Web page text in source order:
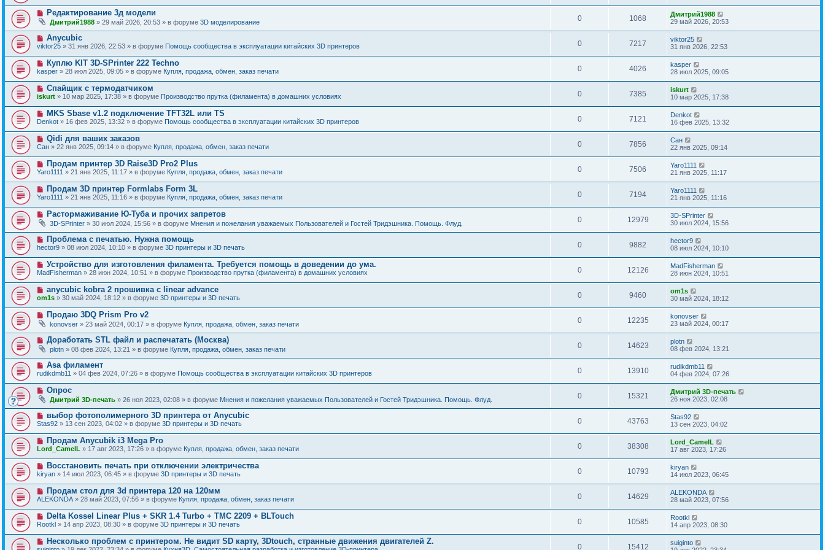
о
б
щ
е
н
и
е
о
е
с
о
о
б
е
н
и
е
Н
в
о
е
с
о
б
щ
е
н
и
е
Редактирование 3д модели
Дмитрий1988 » 29 май 2026, 20:53 » в форуме 3D моделирование 0 1068
Дмитрий1988
29 май 2026, 20:53
Н
о
в
о
е
с
о
о
б
е
н
и
е
Anycubic
viktor25 » 31 янв 2026, 22:53 » в форуме Помощь сообщества в эксплуатации китайских 3D принтеров 0 7217
viktor25
31 янв 2026, 22:53
Н
о
в
о
е
с
о
б
е
н
и
е
Куплю KIT 3D-SPrinter 222 Techno
kasper » 28 июл 2025, 09:05 » в форуме Купля, продажа, обмен, заказ печати 0 4026
kasper
28 июл 2025, 09:05
Н
о
в
о
е
с
о
о
б
е
н
и
е
Спайщик с термодатчиком
iskurt » 10 мар 2025, 17:38 » в форуме Производство прутка (филамента) в домашних условиях 0 7385
iskurt
10 мар 2025, 17:38
Н
о
в
о
е
с
о
б
е
н
и
е
MKS Sbase v1.2 подключение TFT32L или TS
Denkot » 16 фев 2025, 13:32 » в форуме Помощь сообщества в эксплуатации китайских 3D принтеров 0 7121
Denkot
16 фев 2025, 13:32
Н
о
в
о
е
с
о
б
е
н
и
е
Qidi для ваших заказов
Сан » 22 янв 2025, 09:14 » в форуме Купля, продажа, обмен, заказ печати 0 7856
Сан
22 янв 2025, 09:14
Н
о
в
о
е
с
о
б
щ
е
н
и
е
Продам принтер 3D Raise3D Pro2 Plus
Yaro1111 » 21 янв 2025, 11:17 » в форуме Купля, продажа, обмен, заказ печати 0 7506
Yaro1111
21 янв 2025, 11:17
Н
о
в
о
е
с
о
б
е
н
и
е
Продам 3D принтер Formlabs Form 3L
Yaro1111 » 21 янв 2025, 11:16 » в форуме Купля, продажа, обмен, заказ печати 0 7194
Yaro1111
21 янв 2025, 11:16
Н
в
о
е
с
о
о
б
е
н
и
е
Растормаживание Ю-Туба и прочих запретов
3D-SPrinter » 30 июл 2024, 15:56 » в форуме Мнения и пожелания уважаемых Пользователей и Гостей Тридэшника. Помощь. Флуд. 0 12979
3D-SPrinter
30 июл 2024, 15:56
Н
о
в
о
е
с
о
о
б
е
н
и
е
Проблема с печатью. Нужна помощь
hector9 » 08 июл 2024, 10:10 » в форуме 3D принтеры и 3D печать 0 9882
hector9
08 июл 2024, 10:10
Н
о
в
о
е
с
о
б
щ
е
н
и
е
Устройство для изготовления филамента. Требуется помощь в доведении до ума.
MadFisherman » 28 июн 2024, 10:51 » в форуме Производство прутка (филамента) в домашних условиях 0 12126
MadFisherman
28 июн 2024, 10:51
Н
о
в
о
е
с
о
о
б
щ
н
и
е
anycubic kobra 2 прошивка с linear advance
om1s » 30 май 2024, 18:12 » в форуме 3D принтеры и 3D печать 0 9460
om1s
30 май 2024, 18:12
Н
в
о
е
с
о
о
б
е
н
и
е
Продаю 3DQ Prism Pro v2
konovser » 23 май 2024, 00:17 » в форуме Купля, продажа, обмен, заказ печати 0 12235
konovser
23 май 2024, 00:17
Н
о
в
о
е
с
о
о
б
щ
н
и
е
Доработать STL файл и распечатать (Москва)
plotn » 08 фев 2024, 13:21 » в форуме Купля, продажа, обмен, заказ печати 0 14623
plotn
08 фев 2024, 13:21
Н
о
в
о
е
с
о
о
б
е
н
и
е
Asa филамент
rudikdmb11 » 04 фев 2024, 07:26 » в форуме Помощь сообщества в эксплуатации китайских 3D принтеров 0 13910
rudikdmb11
04 фев 2024, 07:26
Н
в
о
е
с
о
б
е
н
и
е
Опрос
Дмитрий 3D-печать » 26 ноя 2023, 02:08 » в форуме Мнения и пожелания уважаемых Пользователей и Гостей Тридэшника. Помощь. Флуд. 0 15321
Дмитрий 3D-печать
26 ноя 2023, 02:08
Н
о
в
о
е
с
о
б
щ
е
н
и
е
выбор фотополимерного 3D принтера от Anycubic
Stas92 » 13 сен 2023, 04:02 » в форуме 3D принтеры и 3D печать 0 43763
Stas92
13 сен 2023, 04:02
Н
о
в
о
е
с
о
б
е
н
и
е
Продам Anycubik i3 Mega Pro
Lord_CamelL » 17 авг 2023, 17:26 » в форуме Купля, продажа, обмен, заказ печати 0 38308
Lord_CamelL
17 авг 2023, 17:26
Н
о
в
о
е
с
о
б
е
н
Восстановить печать при отключении электричества
kiryan » 14 июл 2023, 06:45 » в форуме 3D принтеры и 3D печать 0 10793
kiryan
14 июл 2023, 06:45
Н
о
в
о
е
с
о
б
Продам стол для 3d принтера 120 на 120мм
ALEKONDA » 28 май 2023, 07:56 » в форуме Купля, продажа, обмен, заказ печати 0 14629
ALEKONDA
28 май 2023, 07:56
Н
о
в
о
е
Delta Kossel Linear Plus + SKR 1.4 Turbo + TMC 2209 + BLTouch
Rootkl » 14 апр 2023, 08:30 » в форуме 3D принтеры и 3D печать 0 10585
Rootkl
14 апр 2023, 08:30
Н
о
Несколько проблем с принтером. Не видит SD карту, 3Dtouch, странные движения двигателей Z.
0 15412
suiginto